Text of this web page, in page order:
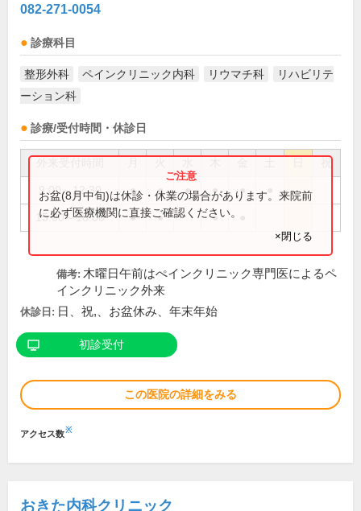
082-271-0054
診療科目
整形外科 ペインクリニック内科 リウマチ科
リハビリテ
ーション科
診療/受付時間・休診日
祝
9:00～12:30 ● ● ● ● ●
15:00～18:00 ● ● ●
お盆(8月中旬)は休診・休業の場合があります。来院前
に必ず医療機関に直接ご確認ください。
×閉じる
備考: 木曜日午前はぺインクリニック専門医によるペ
インクリニック外来
休診日: 日、祝,、お盆休み、年末年始
初診受付
この医院の詳細をみる
アクセス数※
おきた内科クリニック